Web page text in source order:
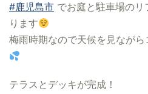
#鹿児島市 でお庭と駐車場の
ります
梅雨時期なので天候を見ながら
テラスとデッキが完成！